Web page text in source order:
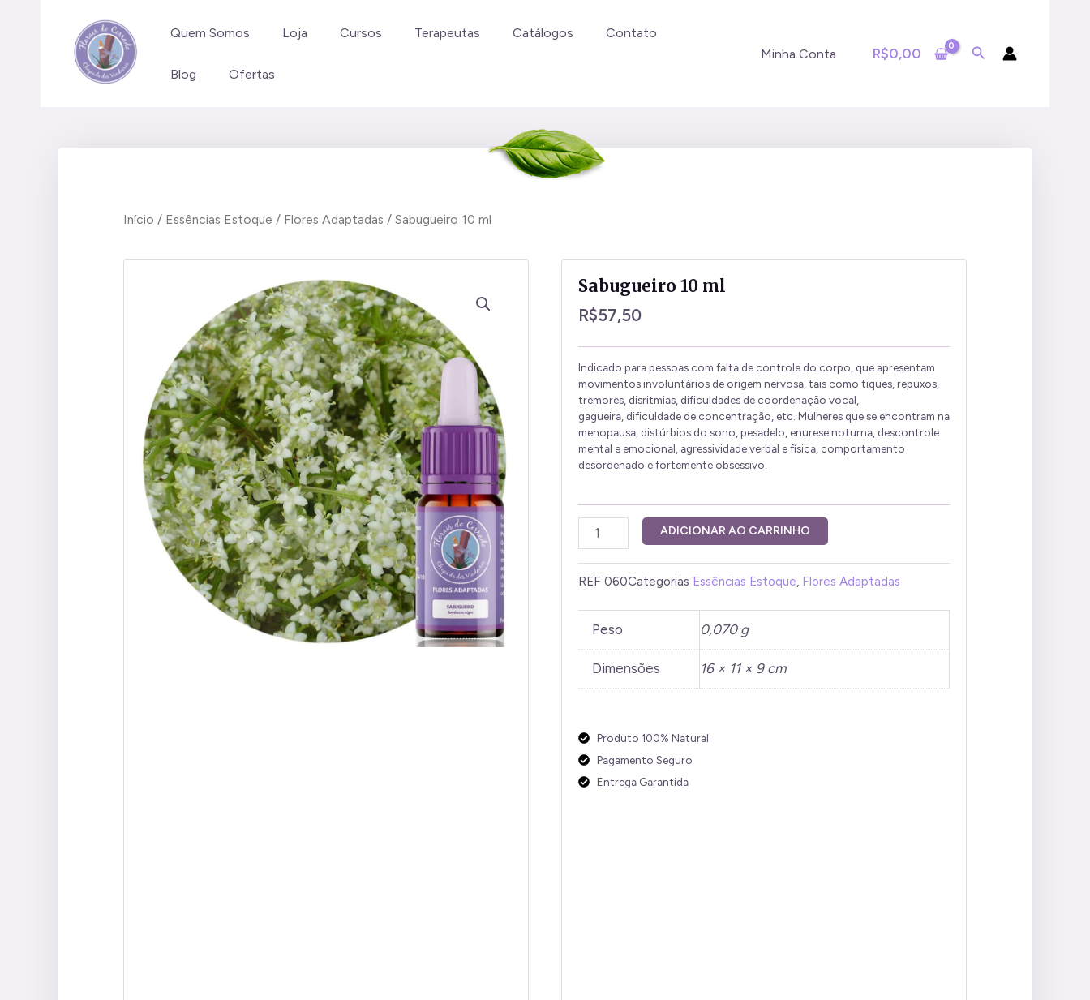
conteúdo
Quem Somos Loja Cursos Terapeutas Catálogos Contato
Blog Ofertas
Minha Conta R$0,00
Início / Essências Estoque / Flores Adaptadas / Sabugueiro 10 ml
Sabugueiro 10 ml
R$57,50
Indicado para pessoas com falta de controle do corpo, que apresentam
movimentos involuntários de origem nervosa, tais como tiques, repuxos,
tremores, disritmias, dificuldades de coordenação vocal,
gagueira, dificuldade de concentração, etc. Mulheres que se encontram na
menopausa, distúrbios do sono, pesadelo, enurese noturna, descontrole
mental e emocional, agressividade verbal e física, comportamento
desordenado e fortemente obsessivo.
Sabugueiro
10
ADICIONAR AO CARRINHO
REF 060Categorias Essências Estoque, Flores Adaptadas
Peso 0,070 g
Dimensões 16 × 11 × 9 cm
Produto 100% Natural
Pagamento Seguro
Entrega Garantida